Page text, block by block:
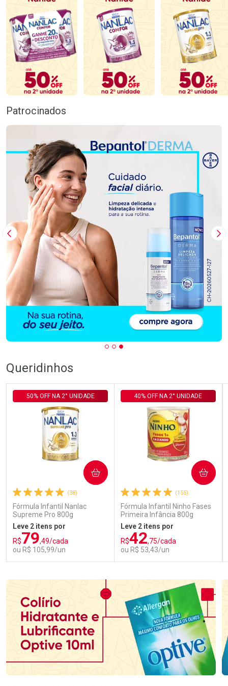
Patrocinados
Imagem Anterior
Queridinhos
(38)
Fórmula Infantil Nanlac
Supreme Pro 800g
50% OFF NA 2° UNIDADE
Leve 2 itens por
R$79,49/cada
ou R$ 105,99/un
COMPRAR
(155)
Fórmula Infantil Ninho Fases
Primeira Infância 800g
40% OFF NA 2° UNIDADE
Leve 2 itens por
R$42,75/cada
ou R$ 53,43/un
COMPRAR
Laboratório
Por Menos